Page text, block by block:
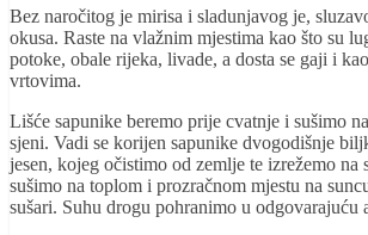
Bez naročitog je mirisa i sladunjavog je,
okusa. Raste na vlažnim mjestima kao što su
potoke, obale rijeka, livade, a dosta se gaji i
vrtovima.
Lišće sapunike beremo prije cvatnje i sušimo
sjeni. Vadi se korijen sapunike dvogodišnje
jesen, kojeg očistimo od zemlje te izrežemo na
sušimo na toplom i prozračnom mjestu na
sušari. Suhu drogu pohranimo u odgovarajuću